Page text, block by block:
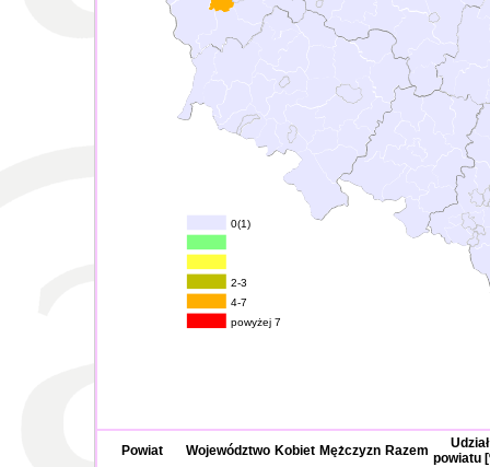
0(1)
2-3
4-7
powyżej 7
Powiat Województwo Kobiet Mężczyzn Razem
Udział
powiatu